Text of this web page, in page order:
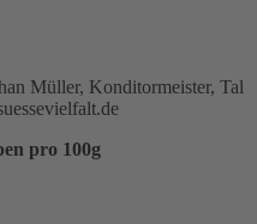
Müller, Konditormeister, Tal
pro 100g